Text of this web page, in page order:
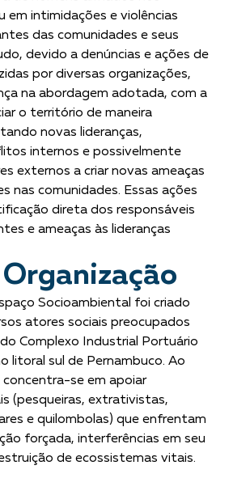
em intimidações e violências
das comunidades e seus
devido a denúncias e ações de
por diversas organizações,
na abordagem adotada, com a
o território de maneira
novas lideranças,
internos e possivelmente
externos a criar novas ameaças
nas comunidades. Essas ações
direta dos responsáveis
e ameaças às lideranças
Socioambiental foi criado
atores sociais preocupados
Complexo Industrial Portuário
litoral sul de Pernambuco. Ao
concentra-se em apoiar
(pesqueiras, extrativistas,
e quilombolas) que enfrentam
forçada, interferências em seu
de ecossistemas vitais.